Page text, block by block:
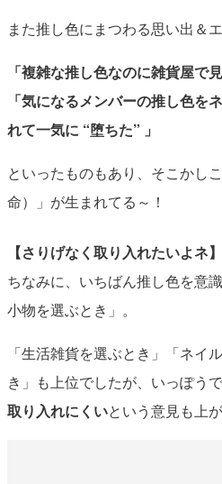
また推し色にまつわる思い出＆
「複雑な推し色なのに雑貨屋で
「気になるメンバーの推し色を
れて一気に “堕ちた” 」
といったものもあり、そこかし
命）」が生まれてる～！
【さりげなく取り入れたいよネ】
ちなみに、いちばん推し色を意
小物を選ぶとき」。
「生活雑貨を選ぶとき」「ネイ
き」も上位でしたが、いっぽうで
取り入れにくいという意見も上